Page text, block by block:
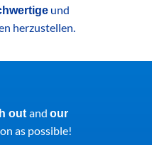
und
herzustellen.
out and our
as possible!